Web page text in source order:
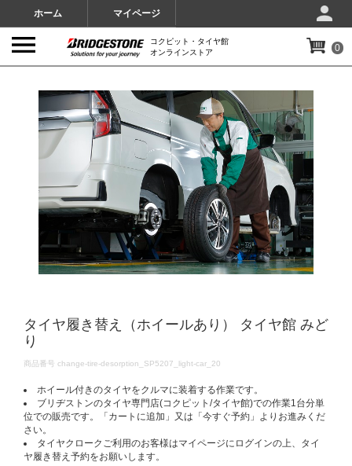
ホーム マイページ
コクピット・タイヤ館
オンラインストア
0
タイヤ履き替え（ホイールあり） タイヤ館 みど
り
DETAILS
商品番号 change-tire-desorption_SP5207_light-car_20
ホイール付きのタイヤをクルマに装着する作業です。
ブリヂストンのタイヤ専門店(コクピット/タイヤ館)での作業1台分単
位での販売です。「カートに追加」又は「今すぐ予約」よりお進みくだ
さい。
タイヤクロークご利用のお客様はマイページにログインの上、タイ
ヤ履き替え予約をお願いします。